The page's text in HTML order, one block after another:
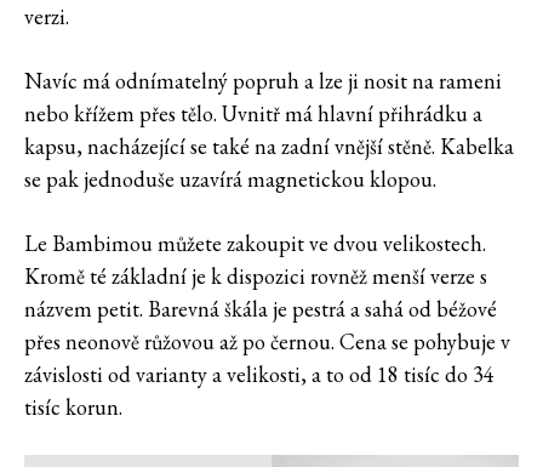
verzi.
Navíc má odnímatelný popruh a lze ji nosit na rameni
nebo křížem přes tělo. Uvnitř má hlavní přihrádku a
kapsu, nacházející se také na zadní vnější stěně. Kabelka
se pak jednoduše uzavírá magnetickou klopou.
Le Bambimou můžete zakoupit ve dvou velikostech.
Kromě té základní je k dispozici rovněž menší verze s
názvem petit. Barevná škála je pestrá a sahá od béžové
přes neonově růžovou až po černou. Cena se pohybuje v
závislosti od varianty a velikosti, a to od 18 tisíc do 34
tisíc korun.